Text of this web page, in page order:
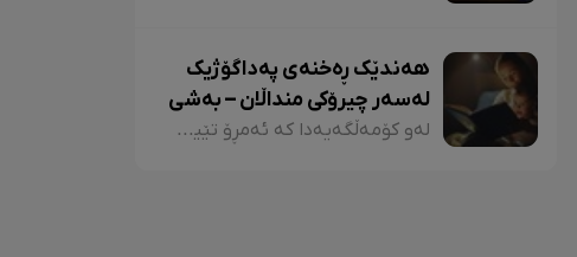
هەندێک ڕەخنەی پەداگۆژیک
لەسەر چیرۆکی منداڵان – بەشی
یەکەم
لەو کۆمەڵگەیەدا کە ئەمڕۆ تێیدا دەژین، هەرچەندە دەبینین ئەدەبی کوردی لە گەشەکردندایە، بەتایبەتی ئەدەبی منداڵان، بەڵام زۆربەی چیرۆکەکانی منداڵان لایەنی لاوازی زۆریان هەیە کە کاریگەرییان لەسەر دەروونی منداڵان هەیە و دەبنە کێشە.